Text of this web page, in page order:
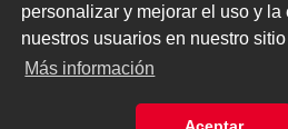
personalizar y mejorar el uso y la
nuestros usuarios en nuestro
Más información
© 2026 Todos los derechos reservados.
o parcial, incluyendo cualquier